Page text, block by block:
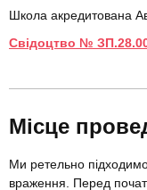
Школа акредитована
Свідоцтво №
Місце
Ми ретельно
враження. Перед